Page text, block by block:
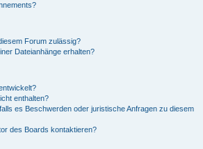
Forum zulässig?
Dateianhänge erhalten?
enthalten?
es Beschwerden oder juristische Anfragen zu diesem
des Boards kontaktieren?